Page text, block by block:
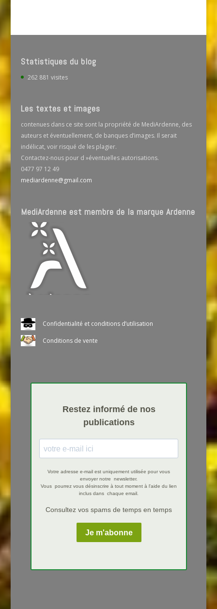
Statistiques du blog
262 881 visites
Les textes et images
contenues dans ce site sont la propriété de MediArdenne, des
auteurs et éventuellement, de banques d’images. Il serait
indélicat, voir risqué de les plagier.
Contactez-nous pour d »éventuelles autorisations.
0477 97 12 49
mediardenne@gmail.com
MediArdenne est membre de la marque Ardenne
Confidentialité et conditions d’utilisation
Conditions de vente